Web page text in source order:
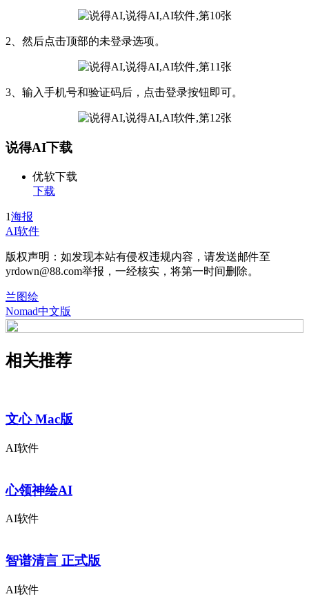
2、然后点击顶部的未登录选项。
3、输入手机号和验证码后，点击登录按钮即可。
说得AI下载
优软下载
下载
1海报
AI软件
版权声明：如发现本站有侵权违规内容，请发送邮件至
yrdown@88.com举报，一经核实，将第一时间删除。
兰图绘
Nomad中文版
相关推荐
文心 Mac版
AI软件
心领神绘AI
AI软件
智谱清言 正式版
AI软件